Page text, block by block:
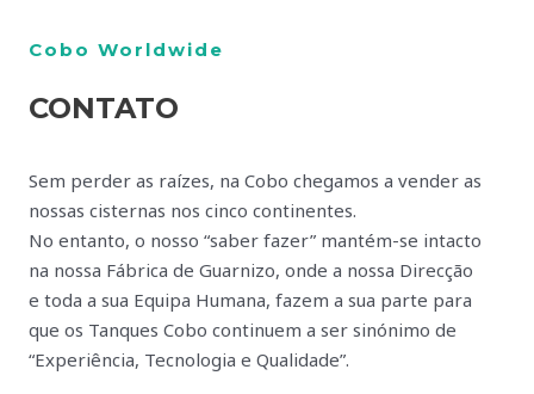
Cobo Worldwide
CONTATO
Sem perder as raízes, na Cobo chegamos a vender as
nossas cisternas nos cinco continentes.
No entanto, o nosso “saber fazer” mantém-se intacto
na nossa Fábrica de Guarnizo, onde a nossa Direcção
e toda a sua Equipa Humana, fazem a sua parte para
que os Tanques Cobo continuem a ser sinónimo de
“Experiência, Tecnologia e Qualidade”.